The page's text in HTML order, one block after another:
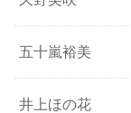
五十嵐裕美
井上ほの花